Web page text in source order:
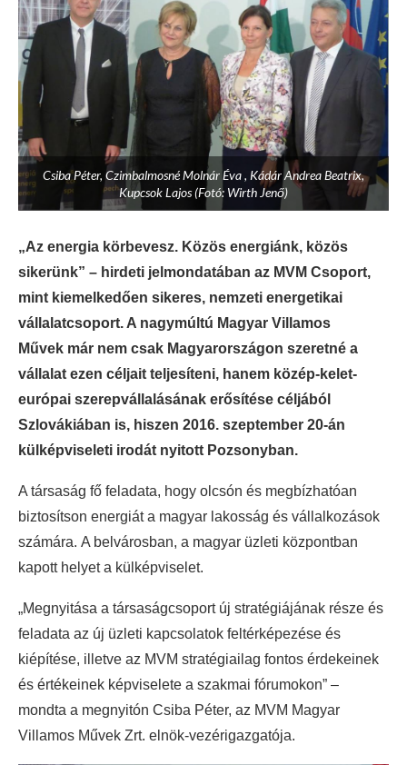
Csiba Péter, Czimbalmosné Molnár Éva , Kádár Andrea Beatrix,
Kupcsok Lajos (Fotó: Wirth Jenő)
„Az energia körbevesz. Közös energiánk, közös
sikerünk” – hirdeti jelmondatában az MVM Csoport,
mint kiemelkedően sikeres, nemzeti energetikai
vállalatcsoport. A nagymúltú Magyar Villamos
Művek már nem csak Magyarországon szeretné a
vállalat ezen céljait teljesíteni, hanem közép-kelet-
európai szerepvállalásának erősítése céljából
Szlovákiában is, hiszen 2016. szeptember 20-án
külképviseleti irodát nyitott Pozsonyban.
A társaság fő feladata, hogy olcsón és megbízhatóan
biztosítson energiát a magyar lakosság és vállalkozások
számára. A belvárosban, a magyar üzleti központban
kapott helyet a külképviselet.
„Megnyitása a társaságcsoport új stratégiájának része és
feladata az új üzleti kapcsolatok feltérképezése és
kiépítése, illetve az MVM stratégiailag fontos érdekeinek
és értékeinek képviselete a szakmai fórumokon” –
mondta a megnyitón Csiba Péter, az MVM Magyar
Villamos Művek Zrt. elnök-vezérigazgatója.